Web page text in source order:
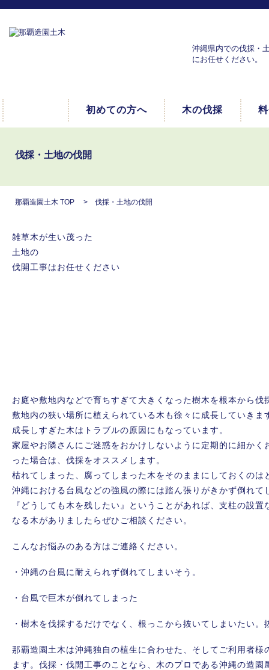
沖縄県内での伐採・
にお任せください。
初めての方へ 木の伐採
伐採・土地の伐開
那覇造園土木 TOP > 伐採・土地の伐開
雑草木が生い茂った
土地の
伐開工事はお任せください
お庭や敷地内などで育ちすぎて大きくなった樹木を根本から伐
敷地内の狭い場所に植えられている木も徐々に成長していきま
成長しすぎた木はトラブルの原因にもなっています。
家屋やお隣さんにご迷惑をおかけしないように定期的に細か
った場合は、伐採をオススメします。
枯れてしまった、腐ってしまった木をそのままにしておくのは
沖縄における台風などの強風の際には踏ん張りがきかず倒れて
『どうしても木を残したい』ということがあれば、支柱の設
なる木がありましたらぜひご相談ください。
こんなお悩みのある方はご連絡ください。
・沖縄の台風に耐えられず倒れてしまいそう。
・台風で巨木が倒れてしまった
・樹木を伐採するだけでなく、根っこから抜いてしまいたい。
那覇造園土木は沖縄独自の植生に合わせた、そしてご利用者
ます。伐採・伐開工事のことなら、木のプロである沖縄の造